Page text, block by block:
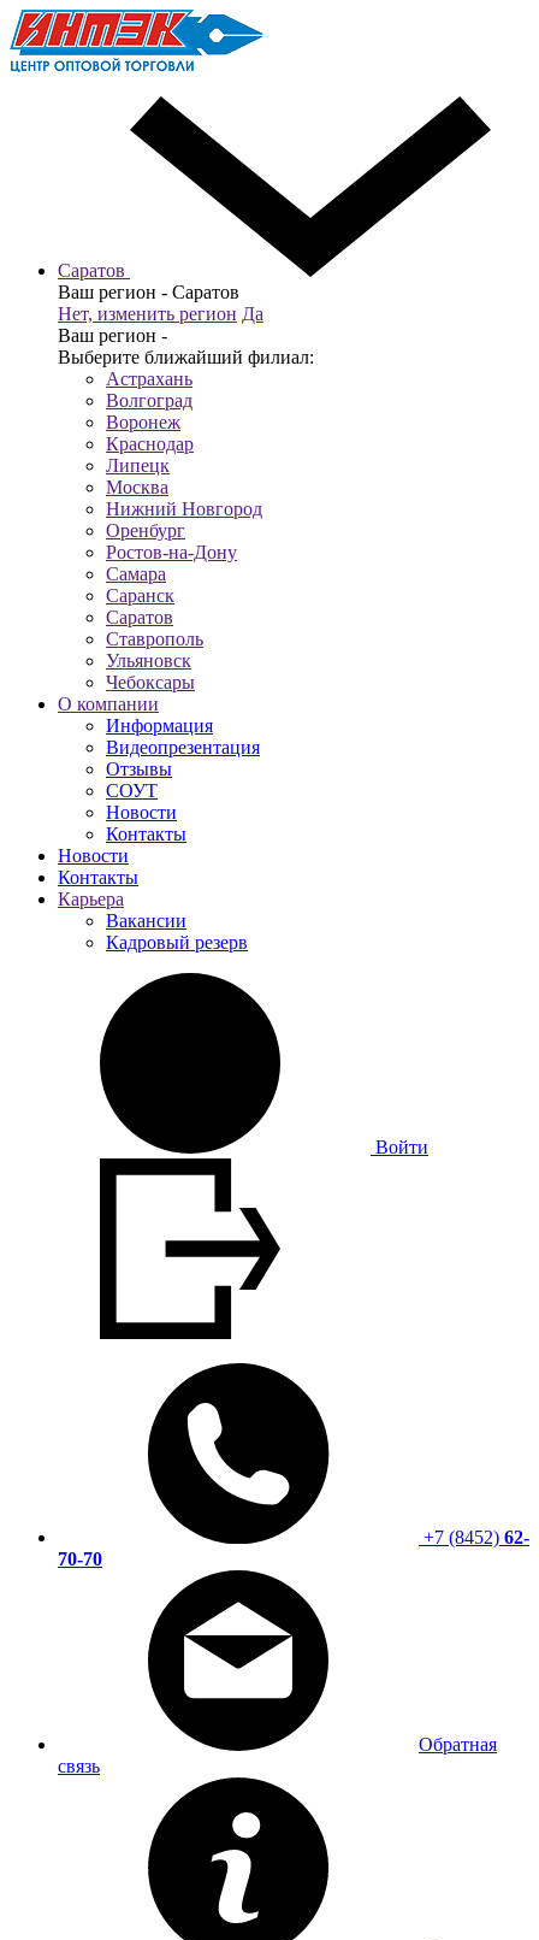
Саратов
Ваш регион - Саратов
Нет, изменить регион Да
Ваш регион -
Выберите ближайший филиал:
Астрахань
Волгоград
Воронеж
Краснодар
Липецк
Москва
Нижний Новгород
Оренбург
Ростов-на-Дону
Самара
Саранск
Саратов
Ставрополь
Ульяновск
Чебоксары
О компании
Информация
Видеопрезентация
Отзывы
СОУТ
Новости
Контакты
Новости
Контакты
Карьера
Вакансии
Кадровый резерв
Войти
+7 (8452) 62-
70-70
Обратная
связь